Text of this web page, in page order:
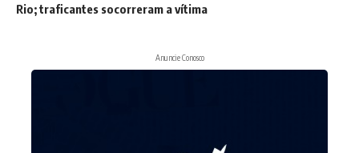
Rio; traficantes socorreram a vítima
Anuncie Conosco